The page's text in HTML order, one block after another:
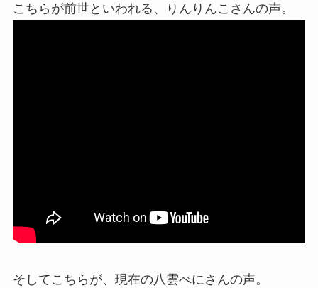
こちらが前世といわれる、りんりんこさんの声。
そしてこちらが、現在の八雲べにさんの声。